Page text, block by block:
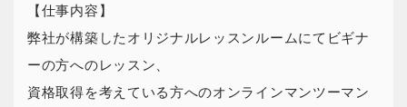
【仕事内容】
弊社が構築したオリジナルレッスンルームにてビギナ
ーの方へのレッスン、
資格取得を考えている方へのオンラインマンツーマン